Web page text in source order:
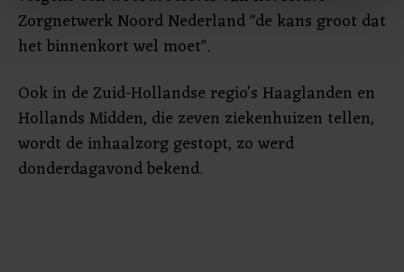
Met cookies werkt onze website beter en wordt jouw
gemaakte keuze altijd wijzigen of intrekken.
Zorgnetwerk Noord Nederland "de kans groot dat
het binnenkort wel moet".
Ook in de Zuid-Hollandse regio’s Haaglanden en
Hollands Midden, die zeven ziekenhuizen tellen,
wordt de inhaalzorg gestopt, zo werd
donderdagavond bekend.